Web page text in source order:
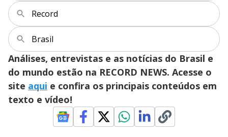
Record
Brasil
Análises, entrevistas e as notícias do Brasil e
do mundo estão na RECORD NEWS. Acesse o
site aqui e confira os principais conteúdos em
texto e vídeo!